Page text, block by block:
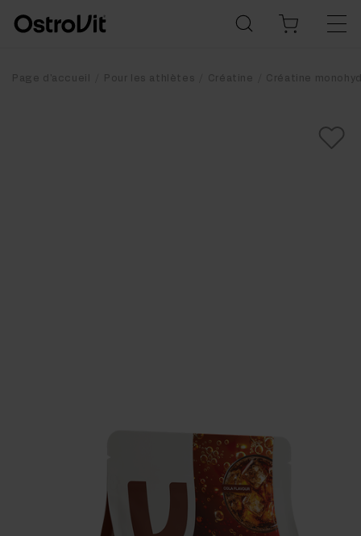
Page d'accueil Pour les athlètes Créatine Créatine